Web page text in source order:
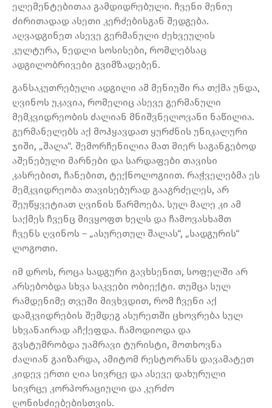
ელემენტებითაა გამდიდრებული. ჩვენი მენიუ
ძირითადად ასეთი კერძებისგან შედგება.
აღვადგინეთ ასევე გერმანული ძეხვეულის
კულტურა, ნედლი სოსისები, რომლებსაც
ადგილობრივები გვიმზადებენ.
განსაკუთრებული ადგილი ამ მენიუში რა თქმა უნდა,
ღვინოს უკავია, რომელიც ასევე გერმანული
მემკვიდრეობის ძალიან მნიშვნელოვანი ნაწილია.
გერმანელებს აქ მოჰყავდათ ყურძნის უნიკალური
ჯიში, „შალა“. შემორჩენილია მათ მიერ საგანგებოდ
აშენებული მარნები და სარდაფები თავისი
კასრებით, ჩანებით, ტექნოლოგიით. რაჭველებმა ეს
მემკვიდრეობა თავისებურად გააგრძელეს, არ
შეუწყვეტიათ ღვინის წარმოება. სულ მალე კი ამ
საქმეს ჩვენც მივყოფთ ხელს და ჩამოვასხამთ
ჩვენს ღვინოს – „ასურეთულ შალას“, „სადგურის“
ლოგოთი.
იმ დროს, როცა სადგური გავხსენით, სოფელში არ
არსებობდა სხვა საკვები ობიექტი. თუმცა სულ
რამდენიმე თვეში მივხვდით, რომ ჩვენი აქ
დამკვიდრების შემდეგ ასურეთში ცხოვრება სულ
სხვანაირად აჩქეფდა. ჩამოდიოდა და
გვსტუმრობდა უამრავი ტურისტი, მოთხოვნა
ძალიან გაიზარდა, ამიტომ რესტორანს დავამატეთ
კიდევ ერთი ღია სივრცე და ასევე დახურული
სივრცე კორპორაციული და კერძო
ღონისძიებებისთვის.